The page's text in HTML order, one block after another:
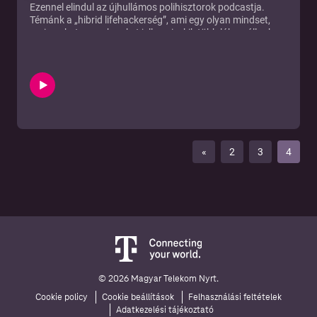
Ezennel elindul az újhullámos polihisztorok podcastja.
Témánk a „hibrid lifehackerség”, ami egy olyan mindset,
ami azokat az embereket jellemzi, akik több lábon állnak,
anyák, polihisztorok, vezetők és sorból folyton kilógó
kreatív elmék. Egy szóval hibrid lifehackerek! Az első
részben bemutatkozunk mi moderátorok és a hibrid
«
2 3 4
© 2026 Magyar Telekom Nyrt.
Cookie policy
Cookie beállítások
Felhasználási feltételek
Adatkezelési tájékoztató